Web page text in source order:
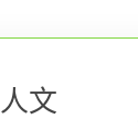
文